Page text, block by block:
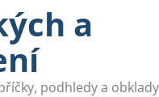
a
podhledy a